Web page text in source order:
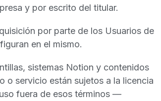
y por escrito del titular.
por parte de los Usuarios de
en el mismo.
sistemas Notion y contenidos
o servicio están sujetos a la licencia
fuera de esos términos —